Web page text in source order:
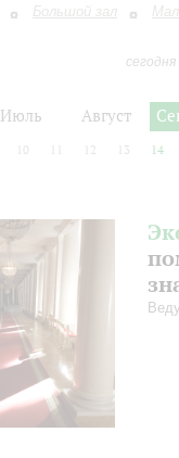
Большой зал
Июль Август
10 12 13 14